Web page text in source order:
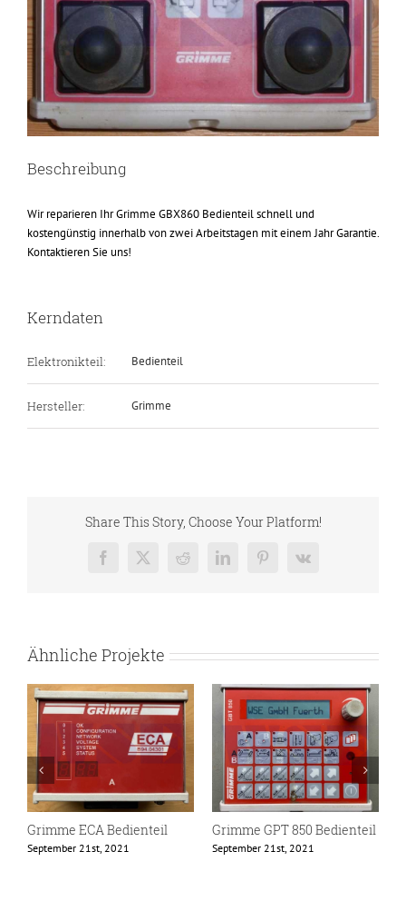
Beschreibung
Wir reparieren Ihr Grimme GBX860 Bedienteil schnell und
kostengünstig innerhalb von zwei Arbeitstagen mit einem Jahr Garantie.
Kontaktieren Sie uns!
Kerndaten
Elektronikteil: Bedienteil
Hersteller: Grimme
Share This Story, Choose Your Platform!
Facebook
X RedditLinkedInPinterest
Vk
Ähnliche Projekte
Grimme ECA Bedienteil
September 21st, 2021
Grimme GPT 850 Bedienteil
September 21st, 2021